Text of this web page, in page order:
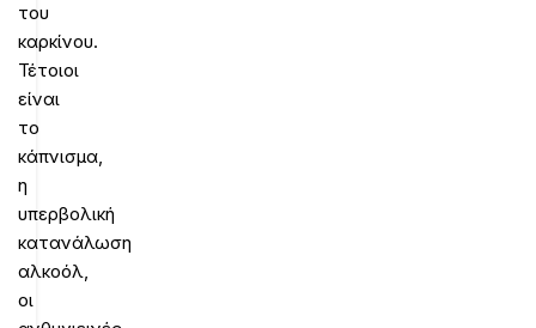
του
καρκίνου.
Τέτοιοι
είναι
το
κάπνισμα,
η
υπερβολική
κατανάλωση
αλκοόλ,
οι